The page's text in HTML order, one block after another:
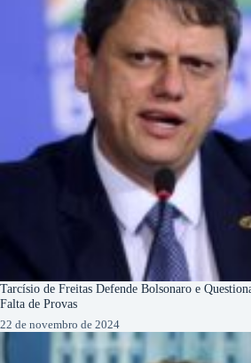
Tarcísio de Freitas Defende Bolsonaro e
Falta de Provas
22 de novembro de 2024